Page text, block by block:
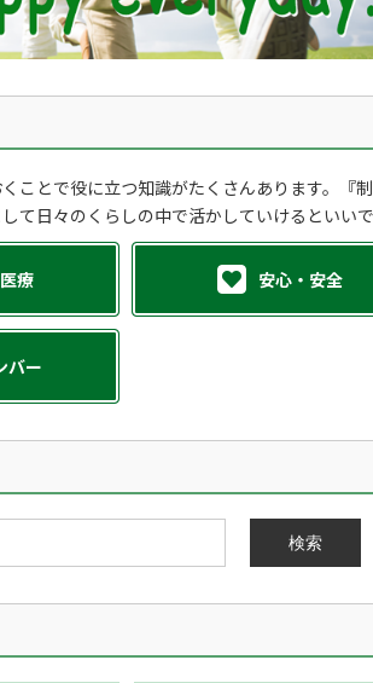
ことで役に立つ知識がたくさんあります。『
て日々のくらしの中で活かしていけるといいで
療 安心・安全
バー
検索